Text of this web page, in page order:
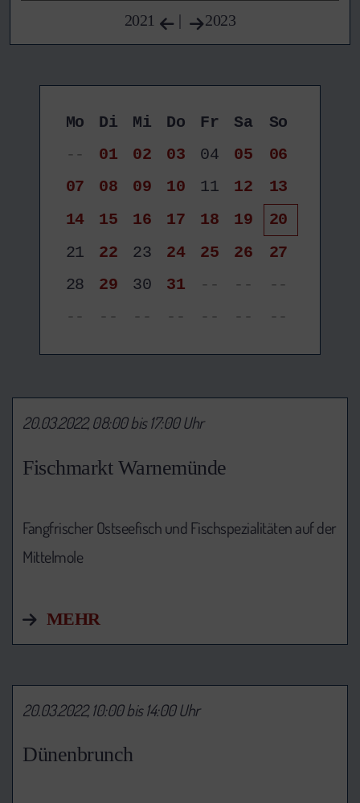
2021 | 2023
Mo Di Mi Do Fr Sa
So
--
01 02 03 04 05
06
07
08 09 10 11 12
13
14
15 16 17 18 19
20
21
22 23 24 25 26
27
28
29 30 31 -- --
--
--
-- -- -- -- -- --
Fischmarkt Warnemünde
20.03.2022, 08:00 bis 17:00 Uhr
Fangfrischer Ostseefisch und Fischspezialitäten auf der
Mittelmole
MEHR
Dünenbrunch
20.03.2022, 10:00 bis 14:00 Uhr